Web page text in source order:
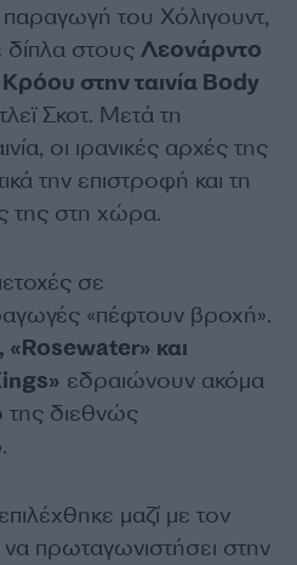
του Χόλιγουντ,
στους Λεονάρντο
στην ταινία Body
Σκοτ. Μετά τη
οι ιρανικές αρχές της
την επιστροφή και τη
της στη χώρα.
σε
«πέφτουν βροχή».
και
εδραιώνουν ακόμα
της διεθνώς
μαζί με τον
πρωταγωνιστήσει στην